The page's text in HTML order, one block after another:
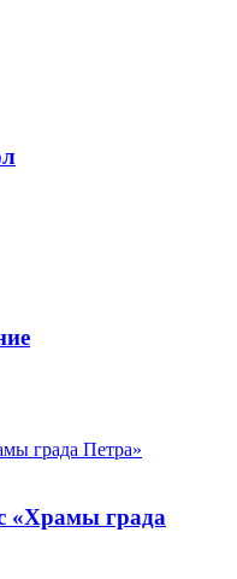
«Храмы града